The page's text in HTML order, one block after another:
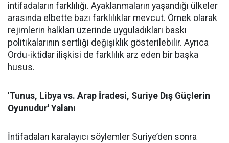
intifadaların farklılığı. Ayaklanmaların yaşandığı ülkeler
arasında elbette bazı farklılıklar mevcut. Örnek olarak
rejimlerin halkları üzerinde uyguladıkları baskı
politikalarının sertliği değişiklik gösterilebilir. Ayrıca
Ordu-iktidar ilişkisi de farklılık arz eden bir başka
husus.
'Tunus, Libya vs. Arap İradesi, Suriye Dış Güçlerin
Oyunudur' Yalanı
İntifadaları karalayıcı söylemler Suriye’den sonra